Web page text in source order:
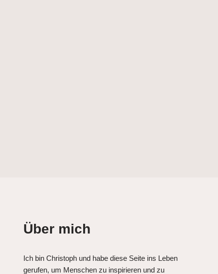
Über mich
Ich bin Christoph und habe diese Seite ins Leben
gerufen, um Menschen zu inspirieren und zu